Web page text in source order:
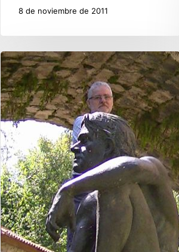
8 de noviembre de 2011
Valles
Pasiegos
estrena
Otoño
Turístico
2011